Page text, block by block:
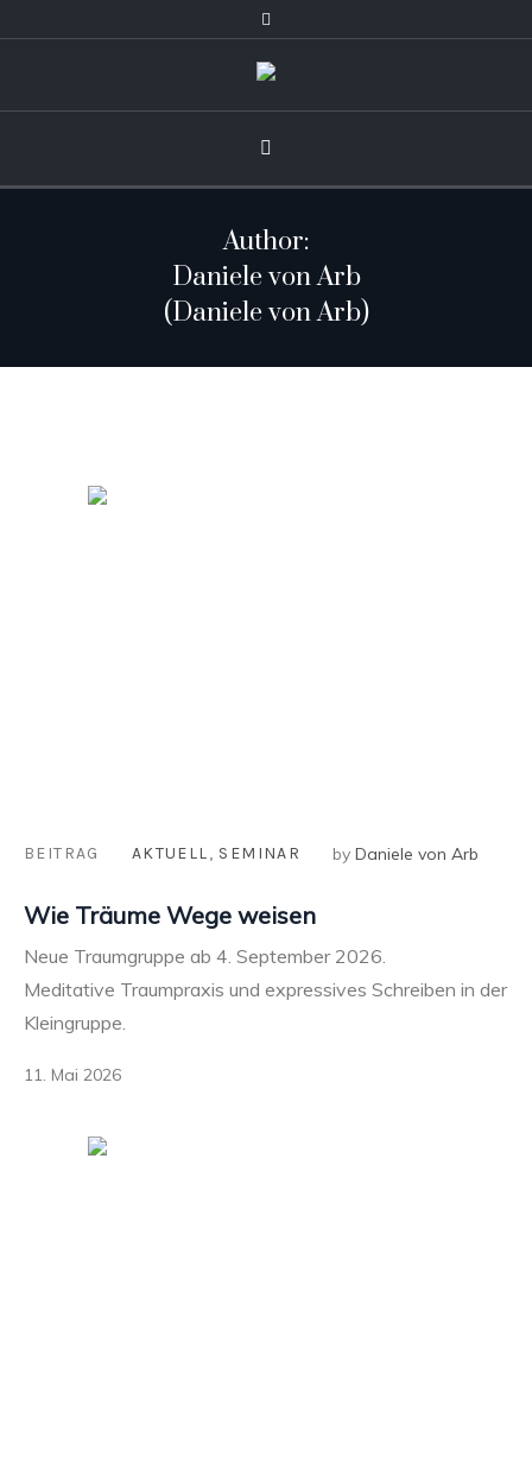
Author:
Daniele von Arb
(Daniele von Arb)
BEITRAG AKTUELL, SEMINAR byDaniele von Arb
Wie Träume Wege weisen
Neue Traumgruppe ab 4. September 2026.
Meditative Traumpraxis und expressives Schreiben in der
Kleingruppe.
11. Mai 2026